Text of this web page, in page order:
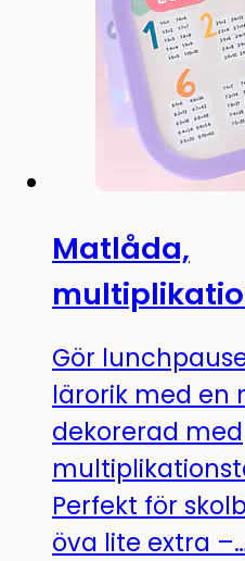
Matlåda,
Gör
lärorik med en
dekorerad med
Perfekt för
öva lite extra